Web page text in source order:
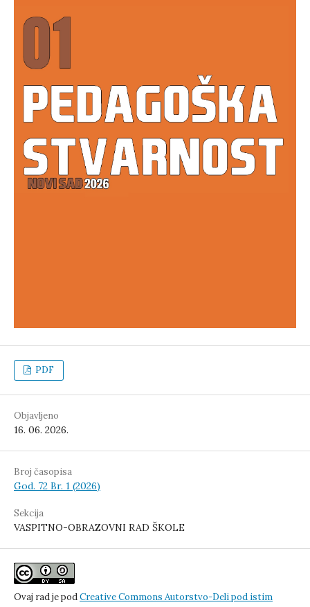
PDF
Objavljeno
16. 06. 2026.
Broj časopisa
God. 72 Br. 1 (2026)
Sekcija
VASPITNO-OBRAZOVNI RAD ŠKOLE
Ovaj rad je podCreative Commons Autorstvo-Deli pod istim